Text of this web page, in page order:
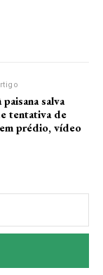
salva
tentativa de
prédio, vídeo